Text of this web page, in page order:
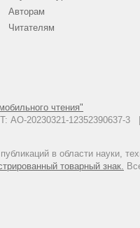
чтения"
IT: АО-20230321-
в области науки,
товарный знак.
Авторам
Читателям